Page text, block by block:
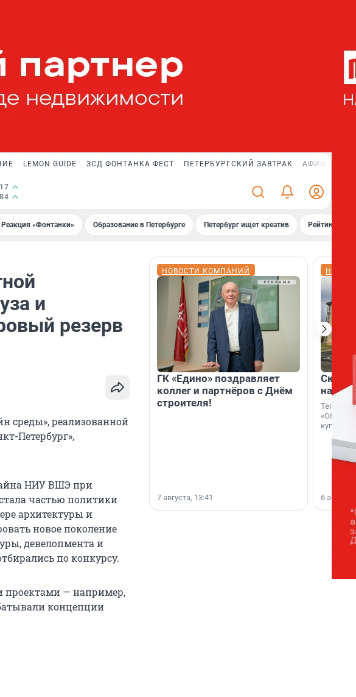
LEMON GUIDE ЗСД ФОНТАНКА ФЕСТ ПЕТЕРБУРГСКИЙ ЗАВТРАК АФИША PLUS
Реакция «Фонтанки» Образование в Петербурге Петербург ищет креатив Рейтинги
и
резерв
среды», реализованной
Петербург»,
НИУ ВШЭ при
частью политики
архитектуры и
новое поколение
девелопмента и
по конкурсу.
проектами — например,
концепции
НОВОСТИ КОМПАНИЙ
ГК «Едино» поздравляет
коллег и партнёров с Днём
строителя!
7 августа, 13:41
на
Теперь
купить
6